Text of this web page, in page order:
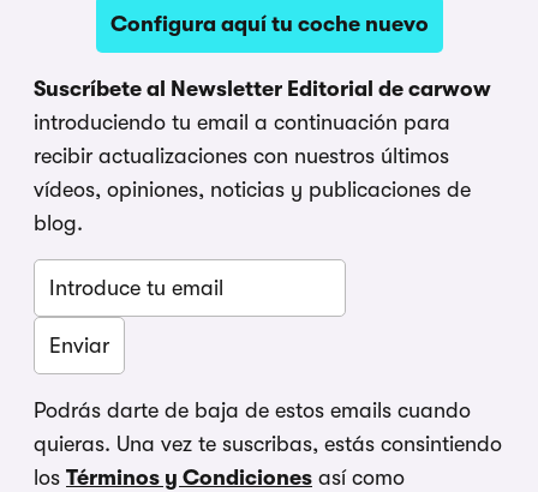
Configura aquí tu coche nuevo
Suscríbete al Newsletter Editorial de carwow
introduciendo tu email a continuación para
recibir actualizaciones con nuestros últimos
vídeos, opiniones, noticias y publicaciones de
blog.
Podrás darte de baja de estos emails cuando
quieras. Una vez te suscribas, estás consintiendo
los Términos y Condiciones así como